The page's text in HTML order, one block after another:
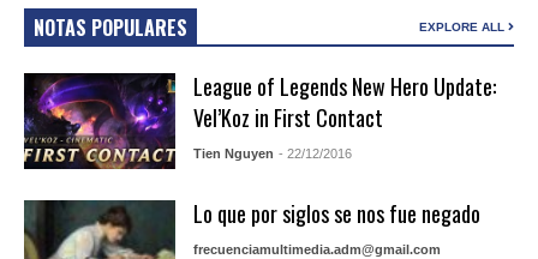
NOTAS POPULARES EXPLORE ALL
League of Legends New Hero Update:
Vel’Koz in First Contact
Tien Nguyen - 22/12/2016
Lo que por siglos se nos fue negado
frecuenciamultimedia.adm@gmail.com